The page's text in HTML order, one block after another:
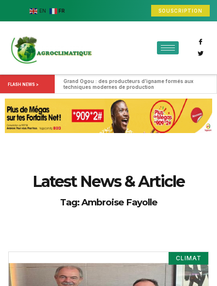
EN FR SOUSCRIPTION
FLASH NEWS >
Grand Ogou : des producteurs d’igname formés aux
techniques modernes de production
Latest News & Article
Tag: Ambroise Fayolle
CLIMAT